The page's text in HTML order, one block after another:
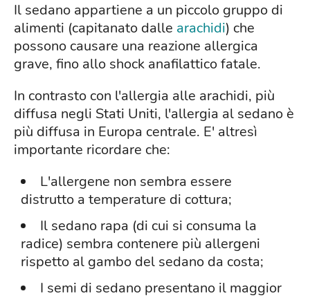
Il sedano appartiene a un piccolo gruppo di
alimenti (capitanato dalle arachidi) che
possono causare una reazione allergica
grave, fino allo shock anafilattico fatale.
In contrasto con l'allergia alle arachidi, più
diffusa negli Stati Uniti, l'allergia al sedano è
più diffusa in Europa centrale. E' altresì
importante ricordare che:
L'allergene non sembra essere
distrutto a temperature di cottura;
Il sedano rapa (di cui si consuma la
radice) sembra contenere più allergeni
rispetto al gambo del sedano da costa;
I semi di sedano presentano il maggior